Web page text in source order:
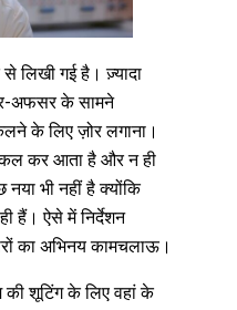
लिखी गई है। ज़्यादा
अफसर के सामने
के लिए ज़ोर लगाना।
कर आता है और न ही
भी नहीं है क्योंकि
हैं। ऐसे में निर्देशन
का अभिनय कामचलाऊ।
शूटिंग के लिए वहां के